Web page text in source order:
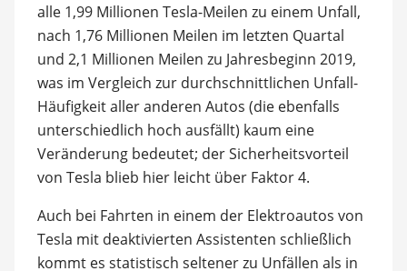
alle 1,99 Millionen Tesla-Meilen zu einem Unfall,
nach 1,76 Millionen Meilen im letzten Quartal
und 2,1 Millionen Meilen zu Jahresbeginn 2019,
was im Vergleich zur durchschnittlichen Unfall-
Häufigkeit aller anderen Autos (die ebenfalls
unterschiedlich hoch ausfällt) kaum eine
Veränderung bedeutet; der Sicherheitsvorteil
von Tesla blieb hier leicht über Faktor 4.
Auch bei Fahrten in einem der Elektroautos von
Tesla mit deaktivierten Assistenten schließlich
kommt es statistisch seltener zu Unfällen als in